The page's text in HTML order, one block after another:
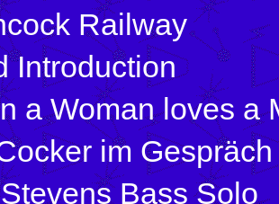
Railway
Introduction
a Woman loves a
im Gespräch
Bass Solo